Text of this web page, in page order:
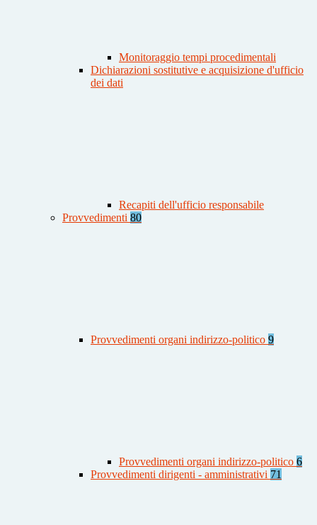
Monitoraggio tempi procedimentali
Dichiarazioni sostitutive e acquisizione d'ufficio
dei dati
Recapiti dell'ufficio responsabile
Provvedimenti 80
Provvedimenti organi indirizzo-politico 9
Provvedimenti organi indirizzo-politico 6
Provvedimenti dirigenti - amministrativi 71